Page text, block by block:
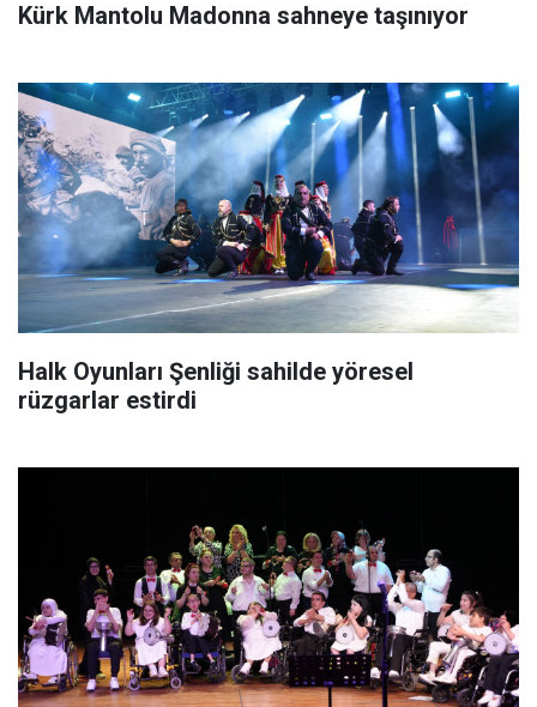
Kürk Mantolu Madonna sahneye taşınıyor
Halk Oyunları Şenliği sahilde yöresel
rüzgarlar estirdi